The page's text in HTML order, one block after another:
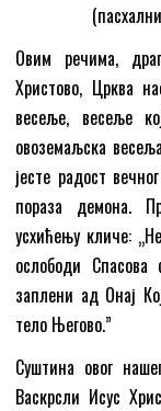
Овим речима,
Христово, Црква
весеље, весеље
овоземаљска
јесте радост
пораза демона.
усхићењу кличе:
ослободи
заплени ад Онај
тело Његово.”
Суштина овог
Васкрсли Исус